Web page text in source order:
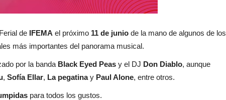
de IFEMA el próximo 11 de junio de la mano de algunos de los
más importantes del panorama musical.
por la banda Black Eyed Peas y el DJ Don Diablo, aunque
, Sofía Ellar, La pegatinay Paul Alone, entre otros.
para todos los gustos.